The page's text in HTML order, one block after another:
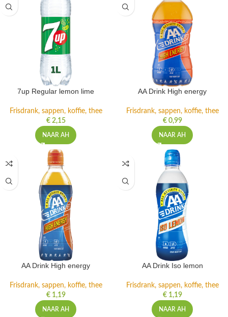
7up Regular lemon lime
Frisdrank, sappen, koffie, thee
€2,15
NAAR AH
AA Drink High energy
Frisdrank, sappen, koffie, thee
€0,99
NAAR AH
AA Drink High energy
Frisdrank, sappen, koffie, thee
€1,19
NAAR AH
AA Drink Iso lemon
Frisdrank, sappen, koffie, thee
€1,19
NAAR AH